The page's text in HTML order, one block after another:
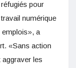
pour
numérique
emplois», a
«Sans action
aggraver les